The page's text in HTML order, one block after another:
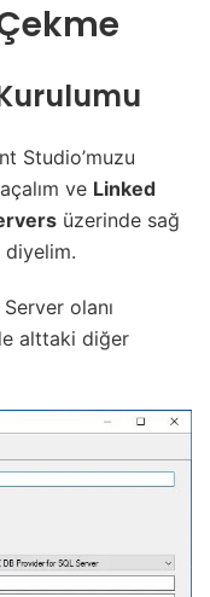
Studio’muzu
ve Linked
üzerinde sağ
diyelim.
olanı
alttaki diğer